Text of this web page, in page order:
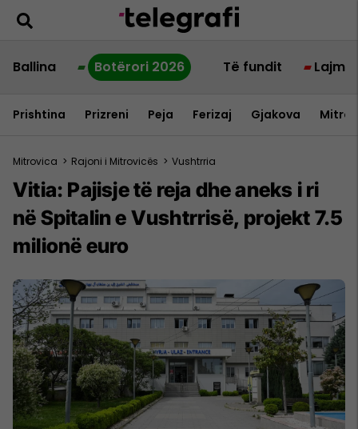
Ballina Botërori 2026 Të fundit Lajme
Prishtina Prizreni Peja Ferizaj Gjakova
Mitrovica > Rajoni i Mitrovicës > Vushtrria
Vitia: Pajisje të reja dhe aneks i ri
në Spitalin e Vushtrrisë, projekt 7.5
milionë euro